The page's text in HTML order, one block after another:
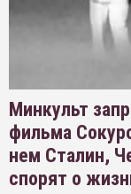
Минкульт
фильма
нем Сталин,
спорят о